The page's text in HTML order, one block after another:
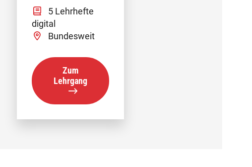
5 Lehrhefte
digital
Bundesweit
Zum
Lehrgang